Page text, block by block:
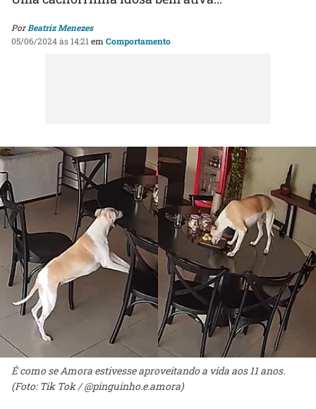
PorBeatriz Menezes
05/06/2024 às 14:21 em Comportamento
É como se Amora estivesse aproveitando a vida aos 11 anos.
(Foto: Tik Tok / @pinguinho.e.amora)